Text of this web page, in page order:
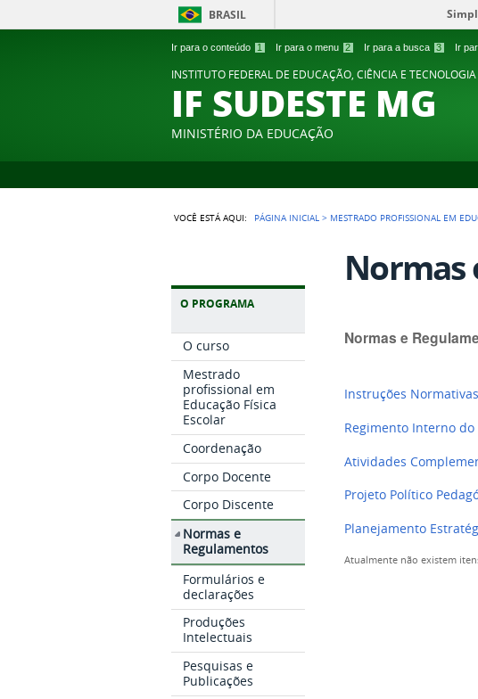
Ir para o conteúdo 1 Ir para o menu 2 Ir para a busca 3 Ir
BRASIL
INSTITUTO FEDERAL DE EDUCAÇÃO, CIÊNCIA E
IF SUDESTE MG
MINISTÉRIO DA EDUCAÇÃO
VOCÊ ESTÁ AQUI: PÁGINA INICIAL > MESTRADO PROFISSIONAL EM
O PROGRAMA
O curso
Mestrado
profissional em
Educação Física
Escolar
Coordenação
Corpo Docente
Corpo Discente
Normas e
Regulamentos
Formulários e
declarações
Produções
Intelectuais
Pesquisas e
Publicações
Normas
Normas e
Instruções Normativas
Regimento Interno do
Atividades
Projeto Político
Planejamento
Atualmente não existem